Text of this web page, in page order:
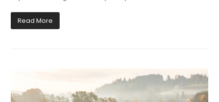
Read More